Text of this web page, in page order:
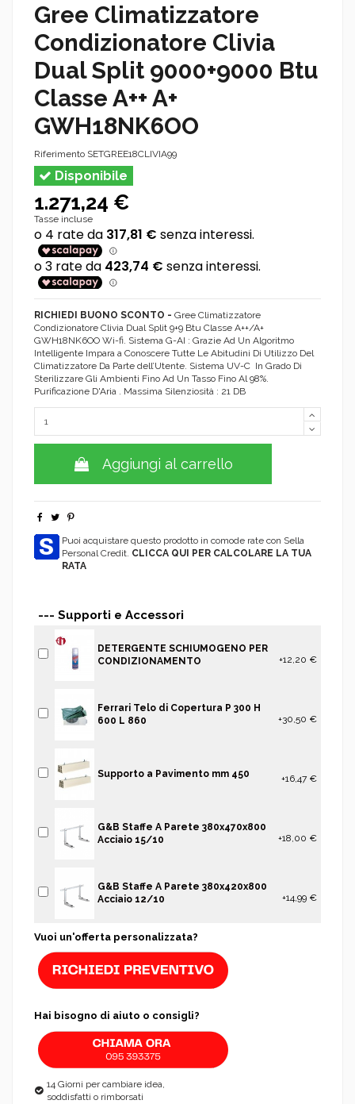
Gree Climatizzatore
Condizionatore Clivia
Dual Split 9000+9000 Btu
Classe A++ A+
GWH18NK6OO
Riferimento SETGREE18CLIVIA99
Disponibile
1.271,24 €
Tasse incluse
RICHIEDI BUONO SCONTO - Gree Climatizzatore
Condizionatore Clivia Dual Split 9+9 Btu Classe A++/A+
GWH18NK6OO Wi-fi. Sistema G-AI : Grazie Ad Un Algoritmo
Intelligente Impara a Conoscere Tutte Le Abitudini Di Utilizzo Del
Climatizzatore Da Parte dell’Utente. Sistema UV-C In Grado Di
Sterilizzare Gli Ambienti Fino Ad Un Tasso Fino Al 98%.
Purificazione D'Aria . Massima Silenziosità : 21 DB
Aggiungi al carrello
Puoi acquistare questo prodotto in comode rate con Sella
Personal Credit. CLICCA QUI PER CALCOLARE LA TUA
RATA
--- Supporti e Accessori
DETERGENTE SCHIUMOGENO PER
CONDIZIONAMENTO
+12,20 €
Ferrari Telo di Copertura P 300 H
600 L 860
+30,50 €
Supporto a Pavimento mm 450 +16,47 €
G&B Staffe A Parete 380x470x800
Acciaio 15/10
+18,00 €
G&B Staffe A Parete 380x420x800
Acciaio 12/10
+14,99 €
Vuoi un'offerta personalizzata?
Hai bisogno di aiuto o consigli?
14 Giorni per cambiare idea,
soddisfatti o rimborsati